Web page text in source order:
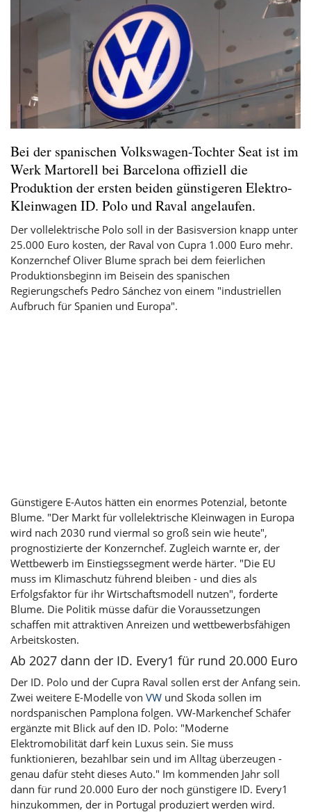
Bei der spanischen Volkswagen-Tochter Seat ist im
Werk Martorell bei Barcelona offiziell die
Produktion der ersten beiden günstigeren Elektro-
Kleinwagen ID. Polo und Raval angelaufen.
Der vollelektrische Polo soll in der Basisversion knapp unter
25.000 Euro kosten, der Raval von Cupra 1.000 Euro mehr.
Konzernchef Oliver Blume sprach bei dem feierlichen
Produktionsbeginn im Beisein des spanischen
Regierungschefs Pedro Sánchez von einem "industriellen
Aufbruch für Spanien und Europa".
Günstigere E-Autos hätten ein enormes Potenzial, betonte
Blume. "Der Markt für vollelektrische Kleinwagen in Europa
wird nach 2030 rund viermal so groß sein wie heute",
prognostizierte der Konzernchef. Zugleich warnte er, der
Wettbewerb im Einstiegssegment werde härter. "Die EU
muss im Klimaschutz führend bleiben - und dies als
Erfolgsfaktor für ihr Wirtschaftsmodell nutzen", forderte
Blume. Die Politik müsse dafür die Voraussetzungen
schaffen mit attraktiven Anreizen und wettbewerbsfähigen
Arbeitskosten.
Ab 2027 dann der ID. Every1 für rund 20.000 Euro
Der ID. Polo und der Cupra Raval sollen erst der Anfang sein.
Zwei weitere E-Modelle von VW und Skoda sollen im
nordspanischen Pamplona folgen. VW-Markenchef Schäfer
ergänzte mit Blick auf den ID. Polo: "Moderne
Elektromobilität darf kein Luxus sein. Sie muss
funktionieren, bezahlbar sein und im Alltag überzeugen -
genau dafür steht dieses Auto." Im kommenden Jahr soll
dann für rund 20.000 Euro der noch günstigere ID. Every1
hinzukommen, der in Portugal produziert werden wird.